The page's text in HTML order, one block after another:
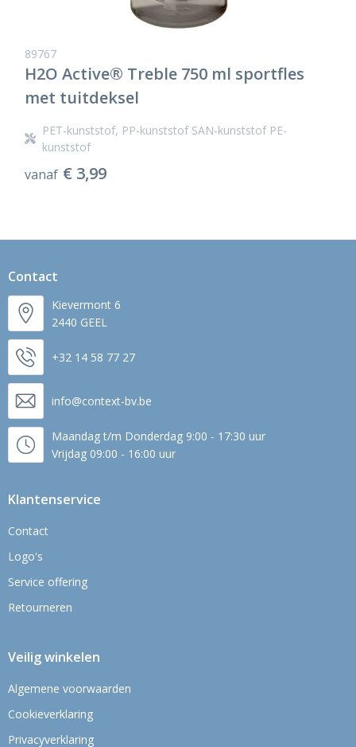
89767
H2O Active® Treble 750 ml sportfles
met tuitdeksel
PET-kunststof, PP-kunststof SAN-kunststof PE-
kunststof
vanaf € 3,99
Contact
Kievermont 6
2440 GEEL
+32 14 58 77 27
info@context-bv.be
Maandag t/m Donderdag 9:00 - 17:30 uur
Vrijdag 09:00 - 16:00 uur
Klantenservice
Contact
Logo's
Service offering
Retourneren
Veilig winkelen
Algemene voorwaarden
Cookieverklaring
Privacyverklaring